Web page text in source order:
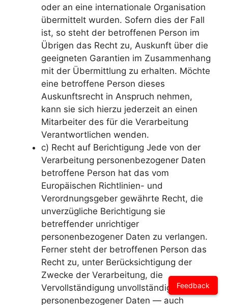
oder an eine internationale Organisation
übermittelt wurden. Sofern dies der Fall
ist, so steht der betroffenen Person im
Übrigen das Recht zu, Auskunft über die
geeigneten Garantien im Zusammenhang
mit der Übermittlung zu erhalten. Möchte
eine betroffene Person dieses
Auskunftsrecht in Anspruch nehmen,
kann sie sich hierzu jederzeit an einen
Mitarbeiter des für die Verarbeitung
Verantwortlichen wenden.
c) Recht auf Berichtigung Jede von der
Verarbeitung personenbezogener Daten
betroffene Person hat das vom
Europäischen Richtlinien- und
Verordnungsgeber gewährte Recht, die
unverzügliche Berichtigung sie
betreffender unrichtiger
personenbezogener Daten zu verlangen.
Ferner steht der betroffenen Person das
Recht zu, unter Berücksichtigung der
Zwecke der Verarbeitung, die
Vervollständigung unvollständiger
personenbezogener Daten — auch
Feedback